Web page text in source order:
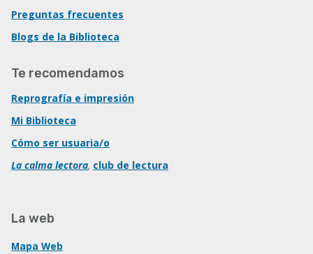
Preguntas frecuentes
Blogs de la Biblioteca
Te recomendamos
Reprografía e impresión
Mi Biblioteca
Cómo ser usuaria/o
La calma lectora, club de lectura
La web
Mapa Web